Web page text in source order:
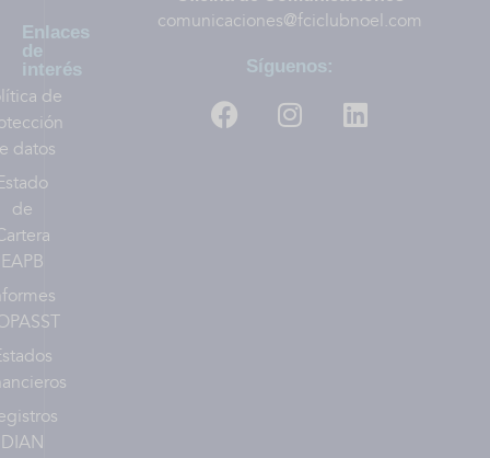
Enlaces
de
interés
de
datos
de
EAPB
DIAN
comunicaciones@fciclubnoel.com
Síguenos: